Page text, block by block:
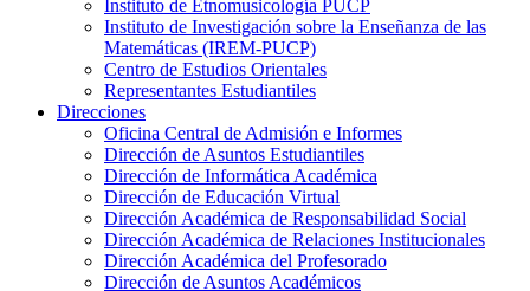
Instituto de Etnomusicología PUCP
Instituto de Investigación sobre la Enseñanza de las
Matemáticas (IREM-PUCP)
Centro de Estudios Orientales
Representantes Estudiantiles
Direcciones
Oficina Central de Admisión e Informes
Dirección de Asuntos Estudiantiles
Dirección de Informática Académica
Dirección de Educación Virtual
Dirección Académica de Responsabilidad Social
Dirección Académica de Relaciones Institucionales
Dirección Académica del Profesorado
Dirección de Asuntos Académicos